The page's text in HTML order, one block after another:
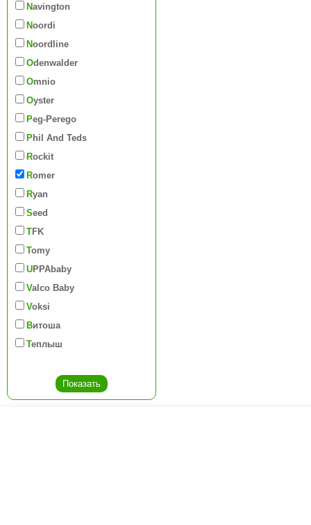
Navington
Noordi
Noordline
Odenwalder
Omnio
Oyster
Peg-Perego
Phil And Teds
Rockit
Romer
Ryan
Seed
TFK
Tomy
UPPAbaby
Valco Baby
Voksi
Витоша
Теплыш